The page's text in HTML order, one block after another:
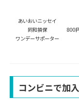
あいおいニッセイ
同和損保
ワンデーサポーター
800
コンビニで加